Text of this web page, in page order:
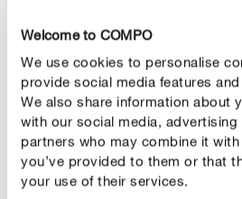
Welcome to COMPO
We use cookies to personalise
provide social media features
We also share information about
with our social media, advertising
partners who may combine it
you’ve provided to them or that
your use of their services.
Prednosti